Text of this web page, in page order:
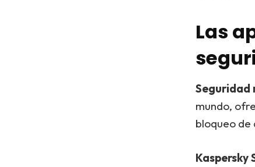
Las
Seguridad
mundo,
bloqueo de
Kaspersky